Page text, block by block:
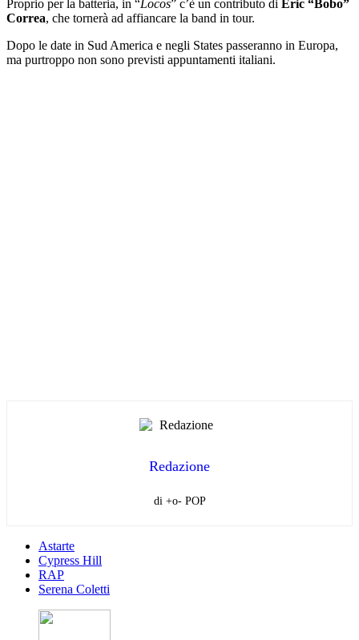
Proprio per la batteria, in “Locos” c’è un contributo di Eric “Bobo”
Correa, che tornerà ad affiancare la band in tour.
Dopo le date in Sud America e negli States passeranno in Europa,
ma purtroppo non sono previsti appuntamenti italiani.
Redazione
di +o- POP
Astarte
Cypress Hill
RAP
Serena Coletti